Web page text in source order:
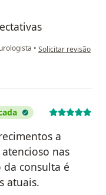
• na opinião do
Solicitar revisão
a
nas
da consulta é
atuais.